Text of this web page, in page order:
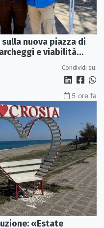
nuova piazza di
e viabilità
Condividi su:
5 ore fa
«Estate